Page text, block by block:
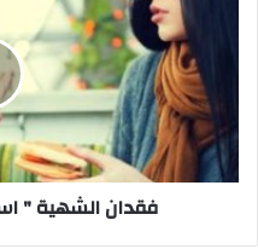
اعراضه
،
علاجه
"
فقدان الشهية "